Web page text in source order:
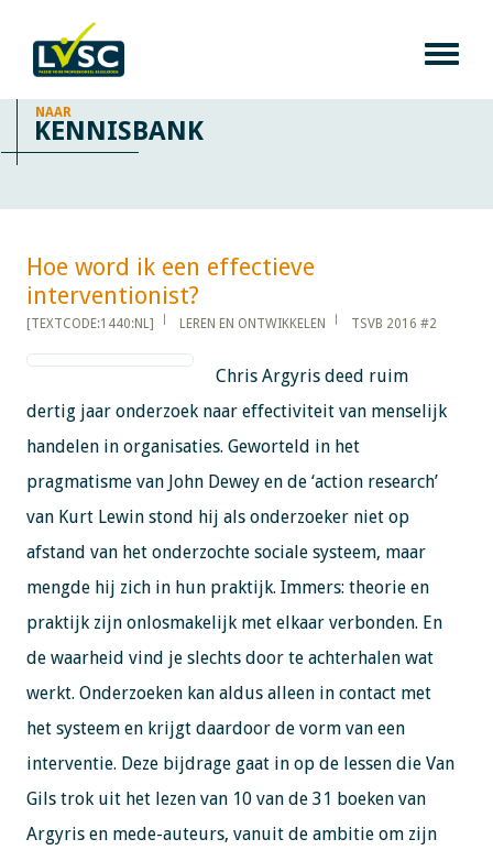
NAAR
KENNISBANK
Hoe word ik een effectieve
interventionist?​​​​​​
[TEXTCODE:1440:NL] LEREN EN ONTWIKKELEN TSVB 2016 #2
Chris Argyris deed ruim
dertig jaar onderzoek naar effectiviteit van menselijk
handelen in organisaties. Geworteld in het
pragmatisme van John Dewey en de ‘action research’
van Kurt Lewin stond hij als onderzoeker niet op
afstand van het onderzochte sociale systeem, maar
mengde hij zich in hun praktijk. Immers: theorie en
praktijk zijn onlosmakelijk met elkaar verbonden. En
de waarheid vind je slechts door te achterhalen wat
werkt. Onderzoeken kan aldus alleen in contact met
het systeem en krijgt daardoor de vorm van een
interventie. Deze bijdrage gaat in op de lessen die Van
Gils trok uit het lezen van 10 van de 31 boeken van
Argyris en mede-auteurs, vanuit de ambitie om zijn